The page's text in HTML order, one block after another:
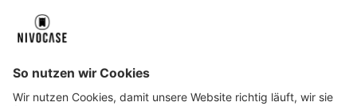
About NIVOCASE
Geschäftskunden
Zahlungsarten Versandinfos Alle Hilfe-Themen